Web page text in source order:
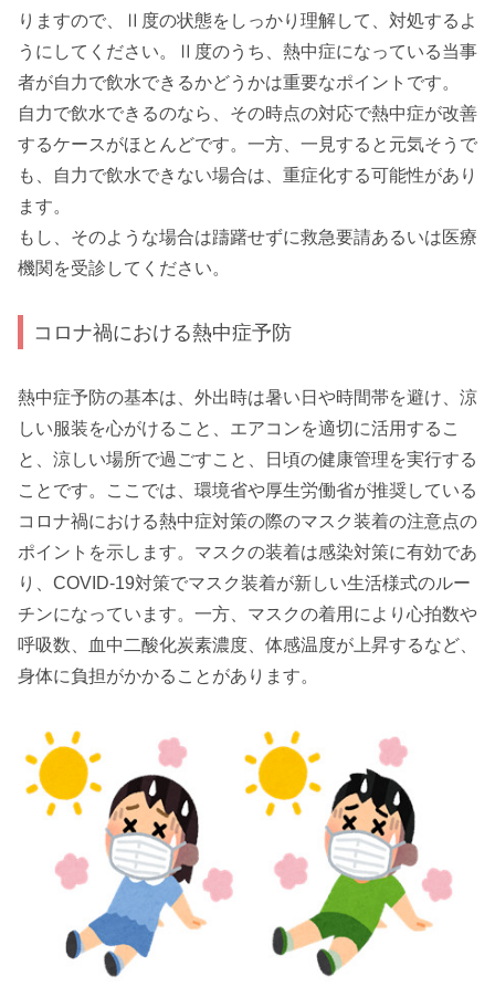
りますので、Ⅱ度の状態をしっかり理解して、対処するよ
うにしてください。Ⅱ度のうち、熱中症になっている当事
者が自力で飲水できるかどうかは重要なポイントです。
自力で飲水できるのなら、その時点の対応で熱中症が改善
するケースがほとんどです。一方、一見すると元気そうで
も、自力で飲水できない場合は、重症化する可能性があり
ます。
もし、そのような場合は躊躇せずに救急要請あるいは医療
機関を受診してください。
コロナ禍における熱中症予防
熱中症予防の基本は、外出時は暑い日や時間帯を避け、涼
しい服装を心がけること、エアコンを適切に活用するこ
と、涼しい場所で過ごすこと、日頃の健康管理を実行する
ことです。ここでは、環境省や厚生労働省が推奨している
コロナ禍における熱中症対策の際のマスク装着の注意点の
ポイントを示します。マスクの装着は感染対策に有効であ
り、COVID-19対策でマスク装着が新しい生活様式のルー
チンになっています。一方、マスクの着用により心拍数や
呼吸数、血中二酸化炭素濃度、体感温度が上昇するなど、
身体に負担がかかることがあります。